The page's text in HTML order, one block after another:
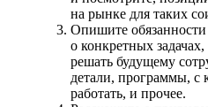
на рынке для таких
Опишите
о конкретных
решать будущему
детали, программы, с
работать, и прочее.